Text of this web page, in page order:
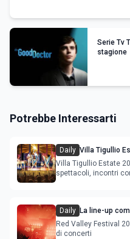
Serie Tv
stagione
Potrebbe Interessarti
Daily Villa Tigullio
Villa Tigullio Estate
spettacoli, incontri
Daily La line-up
Red Valley Festival
di concerti